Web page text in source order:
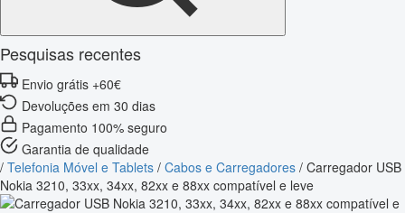
Pesquisas recentes
Envio grátis +60€
Devoluções em 30 dias
Pagamento 100% seguro
Garantia de qualidade
/ Telefonia Móvel e Tablets / Cabos e Carregadores / Carregador USB
Nokia 3210, 33xx, 34xx, 82xx e 88xx compatível e leve